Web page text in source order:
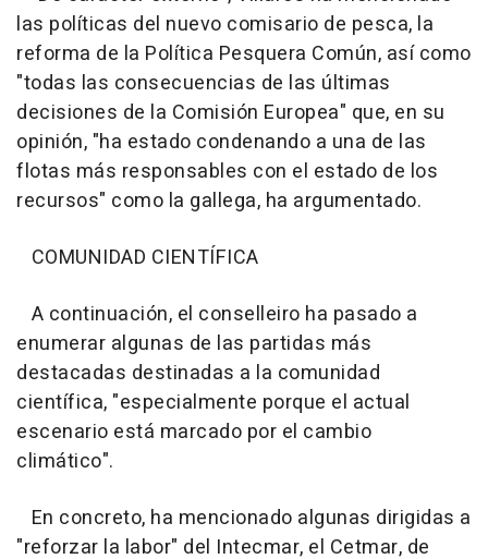
las políticas del nuevo comisario de pesca, la
reforma de la Política Pesquera Común, así como
"todas las consecuencias de las últimas
decisiones de la Comisión Europea" que, en su
opinión, "ha estado condenando a una de las
flotas más responsables con el estado de los
recursos" como la gallega, ha argumentado.
COMUNIDAD CIENTÍFICA
A continuación, el conselleiro ha pasado a
enumerar algunas de las partidas más
destacadas destinadas a la comunidad
científica, "especialmente porque el actual
escenario está marcado por el cambio
climático".
En concreto, ha mencionado algunas dirigidas a
"reforzar la labor" del Intecmar, el Cetmar, de